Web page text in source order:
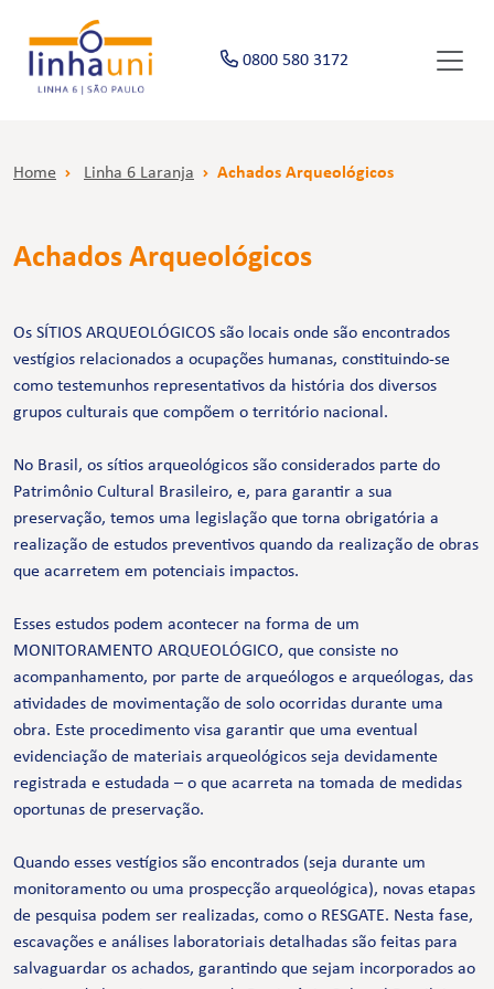
0800 580 3172
Home Linha 6 Laranja Achados Arqueológicos
Achados Arqueológicos
Os SÍTIOS ARQUEOLÓGICOS são locais onde são encontrados
vestígios relacionados a ocupações humanas, constituindo-se
como testemunhos representativos da história dos diversos
grupos culturais que compõem o território nacional.
No Brasil, os sítios arqueológicos são considerados parte do
Patrimônio Cultural Brasileiro, e, para garantir a sua
preservação, temos uma legislação que torna obrigatória a
realização de estudos preventivos quando da realização de obras
que acarretem em potenciais impactos.
Esses estudos podem acontecer na forma de um
MONITORAMENTO ARQUEOLÓGICO, que consiste no
acompanhamento, por parte de arqueólogos e arqueólogas, das
atividades de movimentação de solo ocorridas durante uma
obra. Este procedimento visa garantir que uma eventual
evidenciação de materiais arqueológicos seja devidamente
registrada e estudada – o que acarreta na tomada de medidas
oportunas de preservação.
Quando esses vestígios são encontrados (seja durante um
monitoramento ou uma prospecção arqueológica), novas etapas
de pesquisa podem ser realizadas, como o RESGATE. Nesta fase,
escavações e análises laboratoriais detalhadas são feitas para
salvaguardar os achados, garantindo que sejam incorporados ao